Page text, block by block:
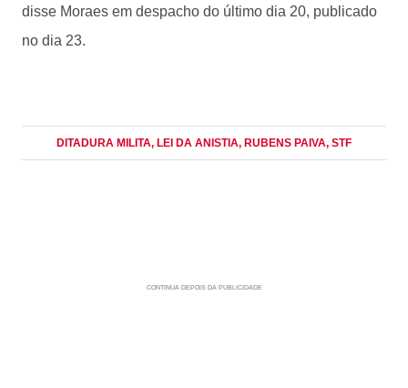
disse Moraes em despacho do último dia 20, publicado
no dia 23.
DITADURA MILITA, LEI DA ANISTIA, RUBENS PAIVA, STF